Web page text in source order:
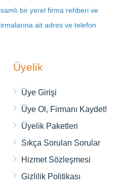
bir yerel firma rehberi ve
ait adres ve telefon
Üyelik
Üye Girişi
Üye Ol, Firmanı Kaydet!
Üyelik Paketleri
Sıkça Sorulan Sorular
Hizmet Sözleşmesi
Gizlilik Politikası